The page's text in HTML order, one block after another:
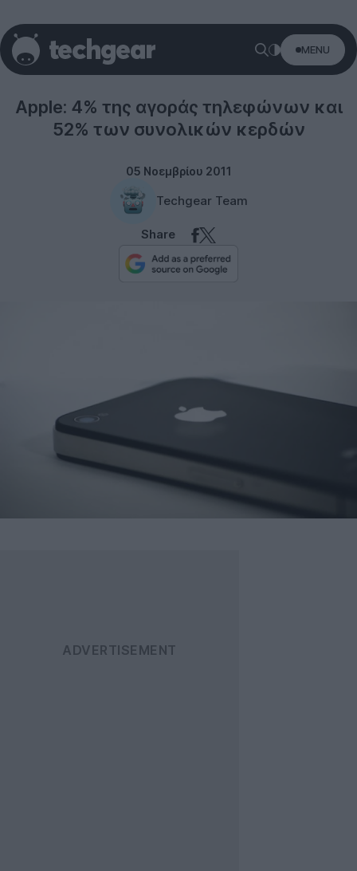
MENU
Smartphones
Apple: 4% της αγοράς τηλεφώνων και
52% των συνολικών κερδών
05 Νοεμβρίου 2011
Techgear Team
Share